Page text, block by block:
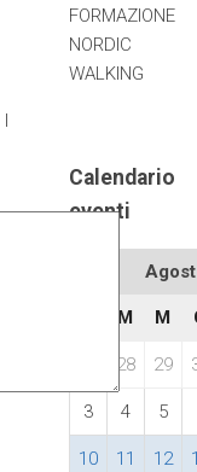
I
FORMAZIONE
NORDIC
WALKING
Calendario
eventi
M M
28 29
3 4 5
10 11 12